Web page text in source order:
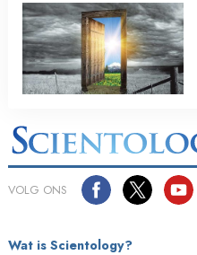
VOLG ONS
Wat is Scientology?